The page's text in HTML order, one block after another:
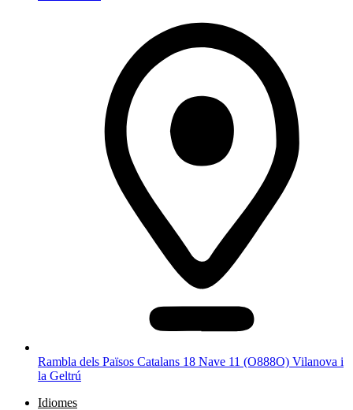
Rambla dels Països Catalans 18 Nave 11 (O888O) Vilanova i
la Geltrú
Idiomes